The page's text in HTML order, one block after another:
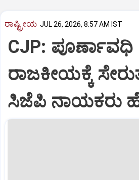
ರಾಷ್ಟ್ರೀಯ JUL 26, 2026, 8:57 AM IST
CJP: ಪೂರ್ಣಾವಧಿ
ರಾಜಕೀಯಕ್ಕೆ
ಸಿಜೆಪಿ ನಾಯಕರು